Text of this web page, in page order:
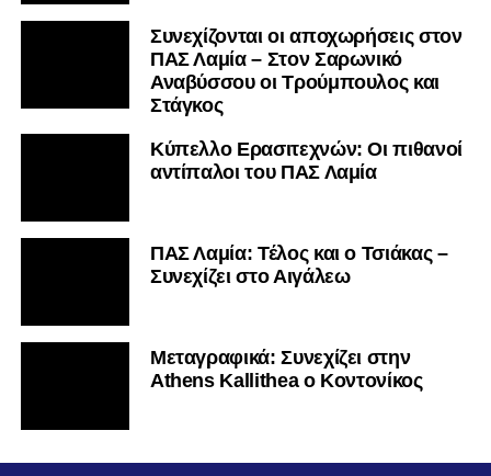
Συνεχίζονται οι αποχωρήσεις στον
ΠΑΣ Λαμία – Στον Σαρωνικό
Αναβύσσου οι Τρούμπουλος και
Στάγκος
Κύπελλο Ερασιτεχνών: Οι πιθανοί
αντίπαλοι του ΠΑΣ Λαμία
ΠΑΣ Λαμία: Τέλος και ο Τσιάκας –
Συνεχίζει στο Αιγάλεω
Mεταγραφικά: Συνεχίζει στην
Athens Kallithea ο Κοντονίκος